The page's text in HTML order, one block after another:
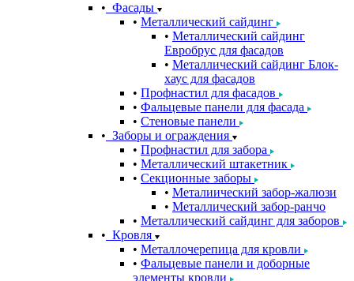
Фасады
Металлический сайдинг
Металлический сайдинг
Евробрус для фасадов
Металлический сайдинг Блок-
хаус для фасадов
Профнастил для фасадов
Фальцевые панели для фасада
Стеновые панели
Заборы и ограждения
Профнастил для забора
Металлический штакетник
Секционные заборы
Металиический забор-жалюзи
Металлический забор-ранчо
Металлический сайдинг для заборов
Кровля
Металлочерепица для кровли
Фальцевые панели и доборные
элементы кровли